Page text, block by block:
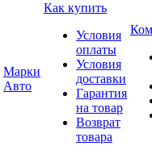
Марки
Авто
Как купить
Условия
оплаты
Условия
доставки
Гарантия
на товар
Возврат
товара